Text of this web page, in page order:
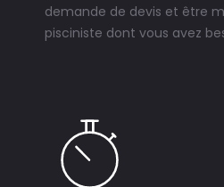
demande de devis et être
pisciniste dont vous avez